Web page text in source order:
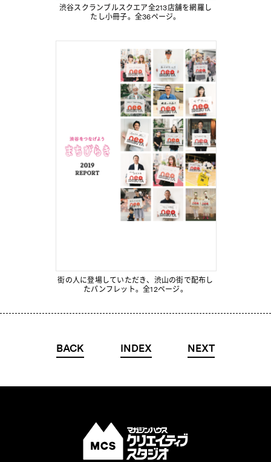
渋谷スクランブルスクエア全213店舗を網羅し
たし小冊子。全36ページ。
街の人に登場していただき、渋山の街で配布し
たパンフレット。全12ページ。
BACK INDEX NEXT